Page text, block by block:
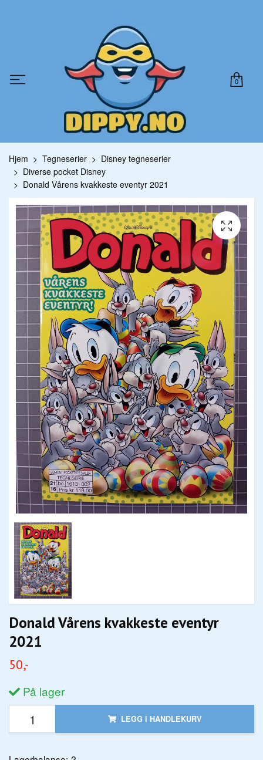
0
Hjem Tegneserier
Disney tegneserier
Diverse pocket Disney
Donald Vårens kvakkeste eventyr 2021
Donald Vårens kvakkeste eventyr
2021
50,-
På lager
LEGG I HANDLEKURV